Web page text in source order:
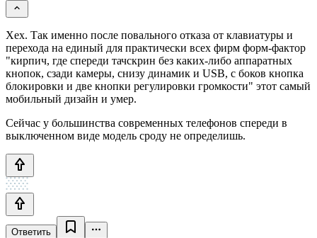
Хех. Так именно после повального отказа от клавиатуры и
перехода на единый для практически всех фирм форм-фактор
"кирпич, где спереди тачскрин без каких-либо аппаратных
кнопок, сзади камеры, снизу динамик и USB, с боков кнопка
блокировки и две кнопки регулировки громкости" этот самый
мобильный дизайн и умер.
Сейчас у большинства современных телефонов спереди в
выключенном виде модель сроду не определишь.
Ответить